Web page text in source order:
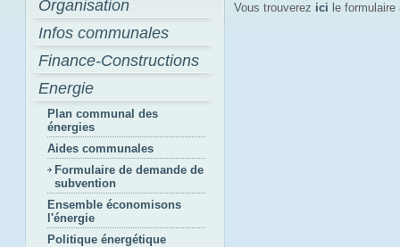
Organisation
Infos communales
Finance-Constructions
Energie
Plan communal des
énergies
Aides communales
Formulaire de demande de
subvention
Ensemble économisons
l'énergie
Politique énergétique
Vous trouverez ici le